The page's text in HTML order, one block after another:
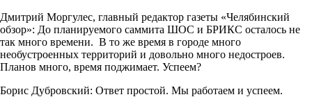
Дмитрий Моргулес, главный редактор газеты «Челябинский
обзор»: До планируемого саммита ШОС и БРИКС осталось не
так много времени. В то же время в городе много
необустроенных территорий и довольно много недостроев.
Планов много, время поджимает. Успеем?
Борис Дубровский: Ответ простой. Мы работаем и успеем.